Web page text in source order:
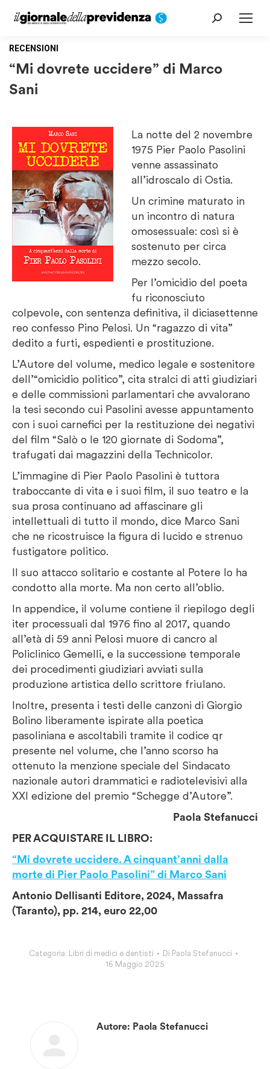
Cerca:
RECENSIONI
“Mi dovrete uccidere” di Marco
Sani
La notte del 2 novembre
1975 Pier Paolo Pasolini
venne assassinato
all’idroscalo di Ostia.
Un crimine maturato in
un incontro di natura
omosessuale: così si è
sostenuto per circa
mezzo secolo.
Per l’omicidio del poeta
fu riconosciuto
colpevole, con sentenza definitiva, il diciasettenne
reo confesso Pino Pelosi. Un “ragazzo di vita”
dedito a furti, espedienti e prostituzione.
L’Autore del volume, medico legale e sostenitore
dell’“omicidio politico”, cita stralci di atti giudiziari
e delle commissioni parlamentari che avvalorano
la tesi secondo cui Pasolini avesse appuntamento
con i suoi carnefici per la restituzione dei negativi
del film “Salò o le 120 giornate di Sodoma”,
trafugati dai magazzini della Technicolor.
L’immagine di Pier Paolo Pasolini è tuttora
traboccante di vita e i suoi film, il suo teatro e la
sua prosa continuano ad affascinare gli
intellettuali di tutto il mondo, dice Marco Sani
che ne ricostruisce la figura di lucido e strenuo
fustigatore politico.
Il suo attacco solitario e costante al Potere lo ha
condotto alla morte. Ma non certo all’oblio.
In appendice, il volume contiene il riepilogo degli
iter processuali dal 1976 fino al 2017, quando
all’età di 59 anni Pelosi muore di cancro al
Policlinico Gemelli, e la successione temporale
dei procedimenti giudiziari avviati sulla
produzione artistica dello scrittore friulano.
Inoltre, presenta i testi delle canzoni di Giorgio
Bolino liberamente ispirate alla poetica
pasoliniana e ascoltabili tramite il codice qr
presente nel volume, che l’anno scorso ha
ottenuto la menzione speciale del Sindacato
nazionale autori drammatici e radiotelevisivi alla
XXI edizione del premio “Schegge d’Autore”.
Paola Stefanucci
PER ACQUISTARE IL LIBRO:
“Mi dovrete uccidere. A cinquant’anni dalla
morte di Pier Paolo Pasolini” di Marco Sani
Antonio Dellisanti Editore, 2024, Massafra
(Taranto), pp. 214, euro 22,00
Categoria: Libri di medici e dentisti Di Paola Stefanucci
16 Maggio 2025
Autore: Paola Stefanucci